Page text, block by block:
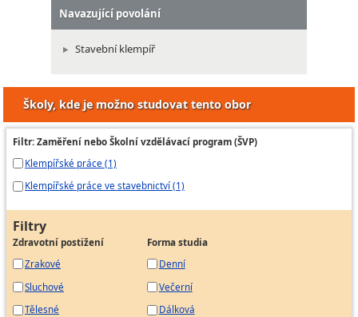
Navazující povolání
Stavební klempíř
Školy, kde je možno studovat tento obor
Filtr: Zaměření nebo Školní vzdělávací program (ŠVP)
Klempířské práce (1)
Klempířské práce ve stavebnictví (1)
Filtry
Zdravotní postižení
Zrakové
Sluchové
Tělesné
Forma studia
Denní
Večerní
Dálková